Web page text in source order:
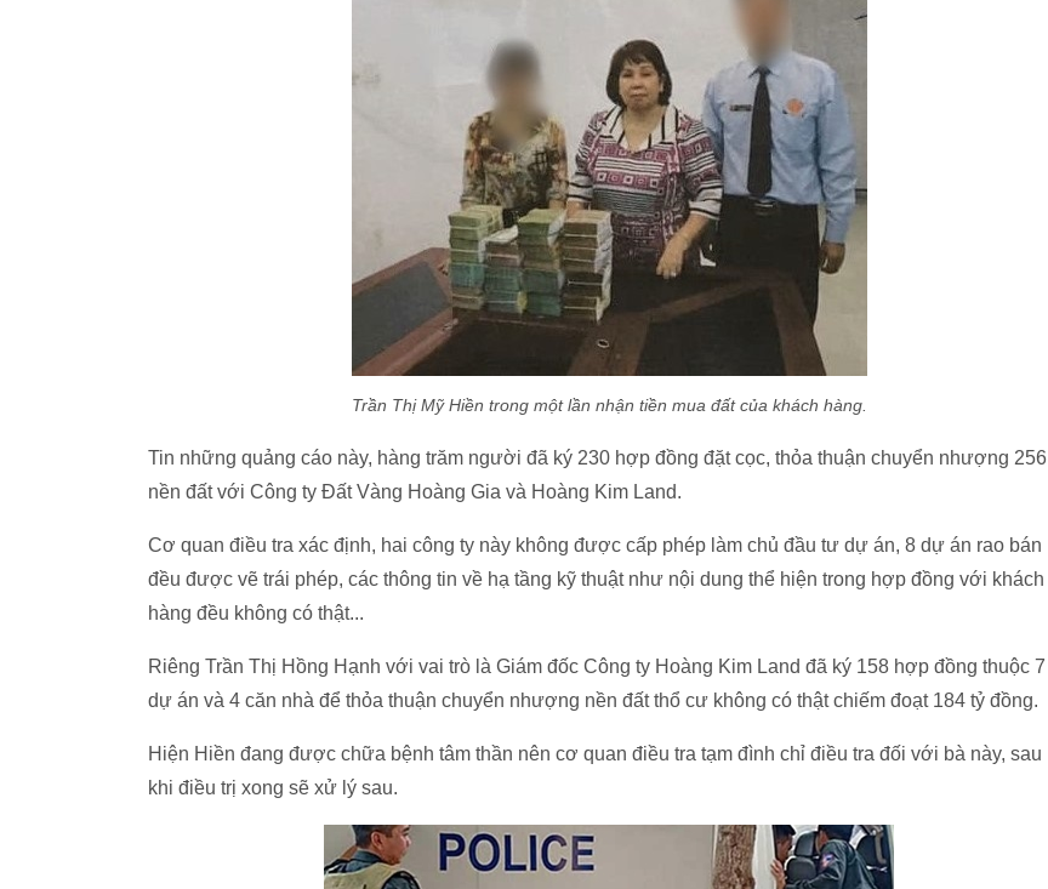
Trần Thị Mỹ Hiền trong một lần nhận tiền mua đất của khách hàng.
Tin những quảng cáo này, hàng trăm người đã ký 230 hợp đồng đặt cọc, thỏa thuận chuyển nhượng 256
nền đất với Công ty Đất Vàng Hoàng Gia và Hoàng Kim Land.
Cơ quan điều tra xác định, hai công ty này không được cấp phép làm chủ đầu tư dự án, 8 dự án rao bán
đều được vẽ trái phép, các thông tin về hạ tầng kỹ thuật như nội dung thể hiện trong hợp đồng với khách
hàng đều không có thật...
Riêng Trần Thị Hồng Hạnh với vai trò là Giám đốc Công ty Hoàng Kim Land đã ký 158 hợp đồng thuộc 7
dự án và 4 căn nhà để thỏa thuận chuyển nhượng nền đất thổ cư không có thật chiếm đoạt 184 tỷ đồng.
Hiện Hiền đang được chữa bệnh tâm thần nên cơ quan điều tra tạm đình chỉ điều tra đối với bà này, sau
khi điều trị xong sẽ xử lý sau.